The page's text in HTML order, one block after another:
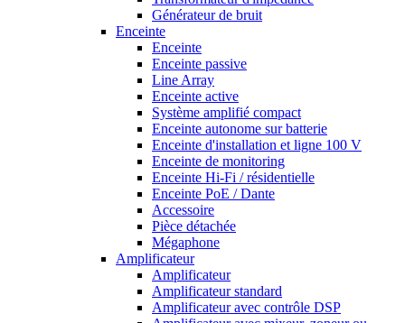
Générateur de bruit
Enceinte
Enceinte
Enceinte passive
Line Array
Enceinte active
Système amplifié compact
Enceinte autonome sur batterie
Enceinte d'installation et ligne 100 V
Enceinte de monitoring
Enceinte Hi-Fi / résidentielle
Enceinte PoE / Dante
Accessoire
Pièce détachée
Mégaphone
Amplificateur
Amplificateur
Amplificateur standard
Amplificateur avec contrôle DSP